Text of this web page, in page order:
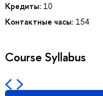
Кредиты: 10
Контактные часы: 154
Course Syllabus